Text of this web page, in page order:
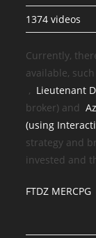
1374 videos
Currently,
available, such
, Lieutenant
broker) and
(using
strategy and
invested and
FTDZ MERCPG